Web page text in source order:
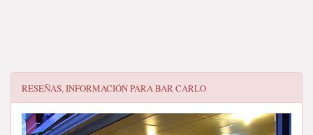
RESEÑAS, INFORMACIÓN PARABAR CARLO